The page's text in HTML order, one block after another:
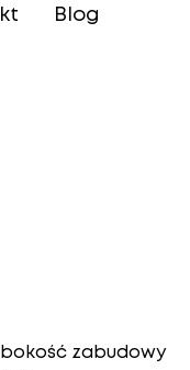
Blog
zabudowy